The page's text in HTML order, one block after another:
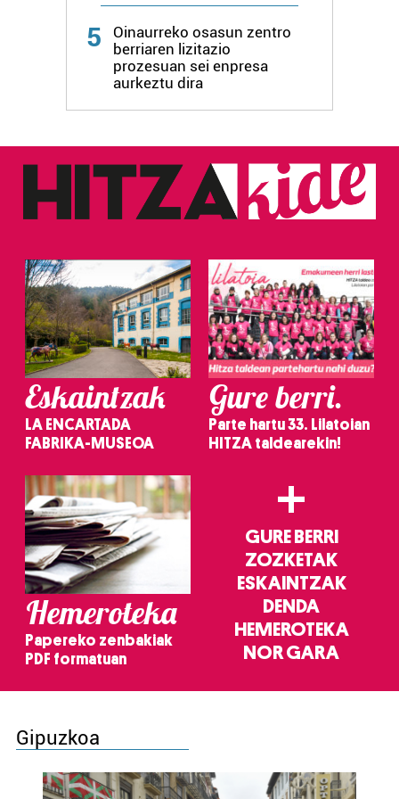
fitxategiak erabiltzen ditu. Zure esperientzia eta
zerbitzuak hobetzeko asmoz, cookie teknologiaz
baliatzen gara. Ohar hau onartuz gero, teknologia hori
5
Oinaurreko osasun zentro
berriaren lizitazio
prozesuan sei enpresa
aurkeztu dira
Eskaintzak
LA ENCARTADA
FABRIKA-MUSEOA
Gure berri.
Parte hartu 33. Lilatoian
HITZA taldearekin!
Hemeroteka
Papereko zenbakiak
PDF formatuan
+
GURE BERRI
ZOZKETAK
ESKAINTZAK
DENDA
HEMEROTEKA
NOR GARA
Gipuzkoa